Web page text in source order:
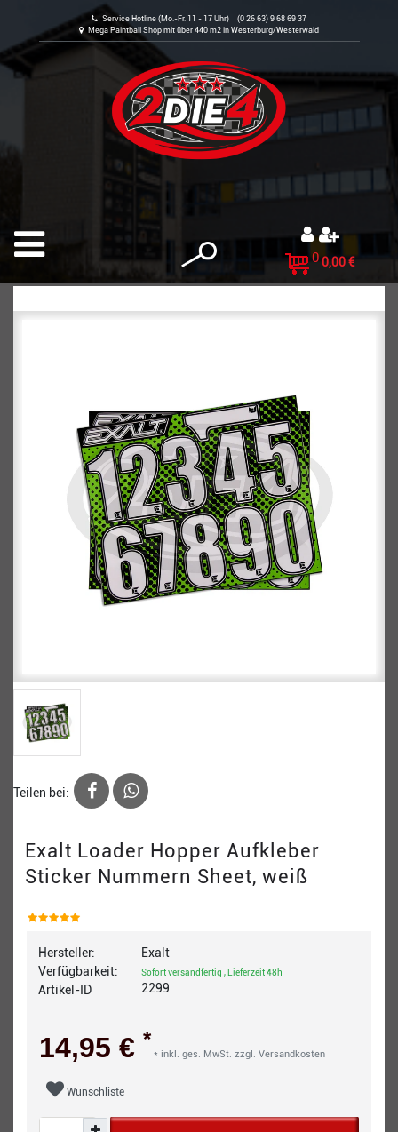
Service Hotline (Mo.-Fr. 11 - 17 Uhr) (0 26 63) 9 68 69 37
Mega Paintball Shop mit über 440 m2 in Westerburg/Westerwald
0 0,00 €
Teilen bei:
Exalt Loader Hopper Aufkleber
Sticker Nummern Sheet, weiß
Hersteller:
Verfügbarkeit:
Artikel-ID
Exalt
Sofort versandfertig , Lieferzeit 48h
2299
14,95 € *
* inkl. ges. MwSt. zzgl. Versandkosten
Wunschliste